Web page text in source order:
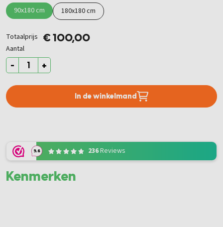
90x180 cm
180x180 cm
Totaalprijs € 100,00
Aantal
- +
In de winkelmand
9.6 236Reviews
Kenmerken